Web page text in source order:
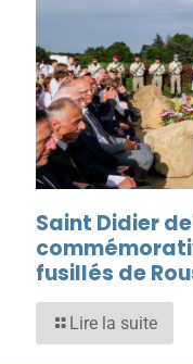
Saint Didier
fusillés de
Lire la suite